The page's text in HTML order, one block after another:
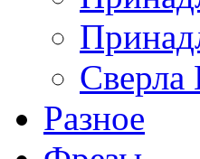
Сверла
Разное